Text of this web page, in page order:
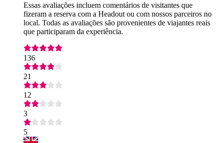
Essas avaliações incluem comentários de visitantes que
fizeram a reserva com a Headout ou com nossos parceiros no
local. Todas as avaliações são provenientes de viajantes reais
que participaram da experiência.
136
21
12
3
5